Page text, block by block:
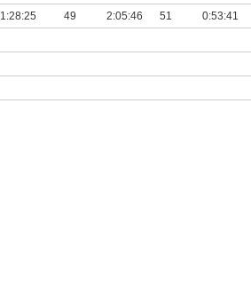
1:28:25 49 2:05:46 51 0:53:41